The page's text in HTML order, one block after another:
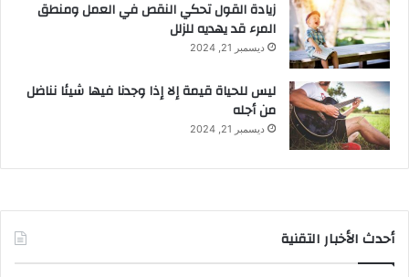
زيادة القول تحكي النقص في العمل ومنطق
المرء قد يهديه للزلل
ديسمبر 21, 2024
ليس للحياة قيمة إلا إذا وجدنا فيها شيئا نناضل
من أجله
ديسمبر 21, 2024
أحدث الأخبار التقنية